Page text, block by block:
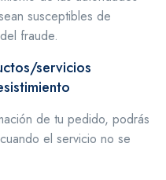
susceptibles de
fraude.
servicios
de tu pedido, podrás
el servicio no se